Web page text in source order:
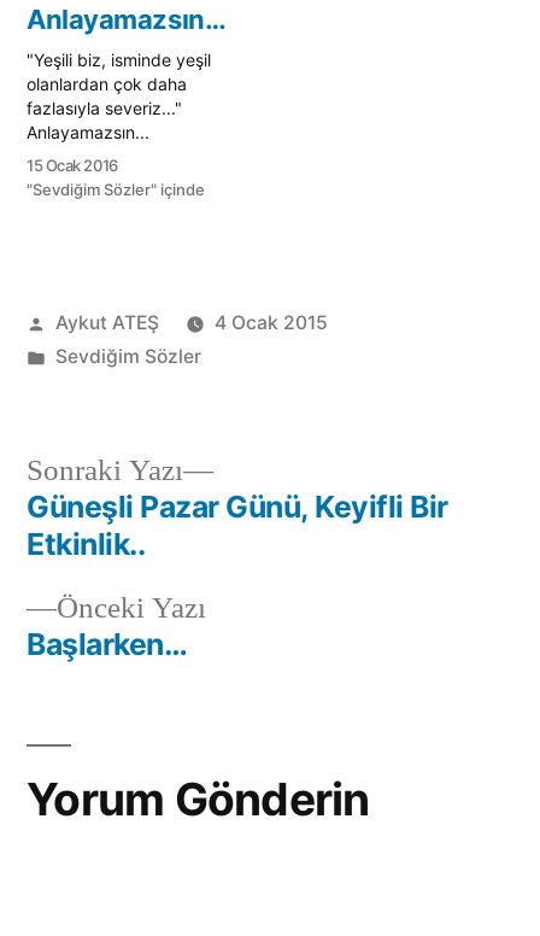
Anlayamazsın…
"Yeşili biz, isminde yeşil
olanlardan çok daha
fazlasıyla severiz..."
Anlayamazsın...
15 Ocak 2016
"Sevdiğim Sözler" içinde
Gönderen:
Aykut ATEŞ
4 Ocak 2015
Kategori:
Sevdiğim Sözler
Yazı
gezinmesi
Önceki YazıÖnceki
Başlarken…
Sonraki Yazı
Sonraki
yazı:
Güneşli Pazar Günü, Keyifli Bir
Etkinlik..
Yorum Gönderin